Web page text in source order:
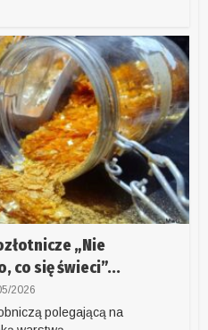
„Nie
co się świeci”...
2026
polegającą na